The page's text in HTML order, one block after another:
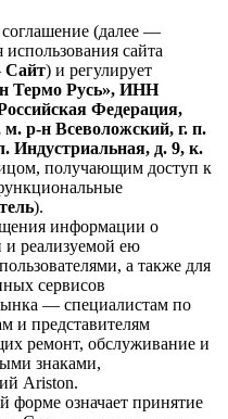
соглашение (далее —
использования сайта
Сайт) и регулирует
Термо Русь», ИНН
Федерация,
м. р-н Всеволожский, г. п.
Индустриальная, д. 9, к.
получающим доступ к
).
информации о
реализуемой ею
а также для
сервисов
— специалистам по
и представителям
ремонт, обслуживание и
знаками,
Ariston.
форме означает принятие